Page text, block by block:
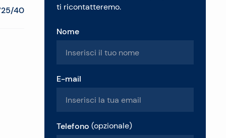
40
ti ricontatteremo.
Nome
E-mail
Telefono (opzionale)